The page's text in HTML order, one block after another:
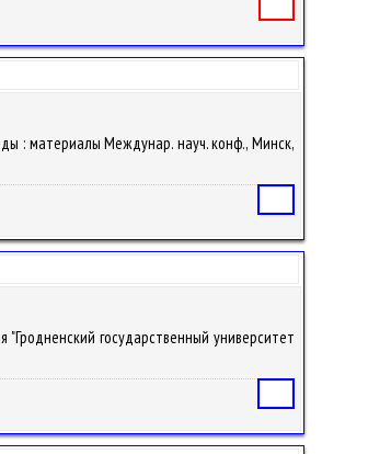
: материалы Междунар. науч. конф., Минск,
государственный университет